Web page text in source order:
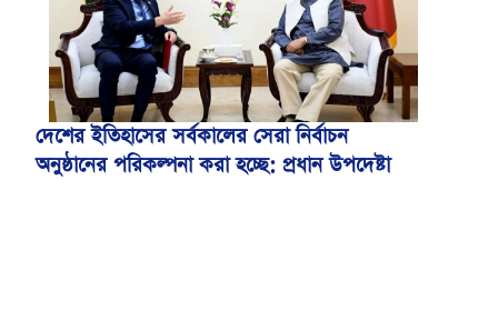
দেশের ইতিহাসের সর্বকালের সেরা নির্বাচন
অনুষ্ঠানের পরিকল্পনা করা হচ্ছে: প্রধান উপদেষ্টা